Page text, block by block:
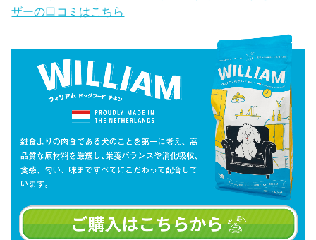
ザーの口コミはこちら